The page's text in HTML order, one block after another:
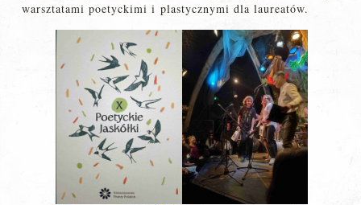
warsztatami poetyckimi i plastycznymi dla laureatów.